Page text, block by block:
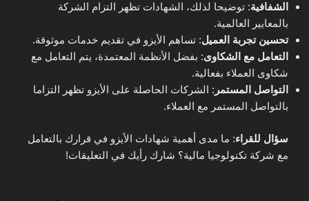
الشفافية: توضيحا لذلك، الشهادات تظهر التزام الشركة
بالمعايير العالمية.
تحسين تجربة العميل: تساهم الأيزو في تقديم خدمات موثوقة.
التعامل مع الشكاوى: بفضل الأنظمة المعتمدة، يتم التعامل مع
شكاوى العملاء بفعالية.
التواصل المستمر : الشركات الحاصلة على الأيزو تظهر التزاما
بالتواصل المستمر مع العملاء.
سؤال للقراء: ما مدى أهمية شهادات الأيزو في قرارك بالتعامل
مع شركة تكنولوجيا مالية؟ شارك رأيك في التعليقات!